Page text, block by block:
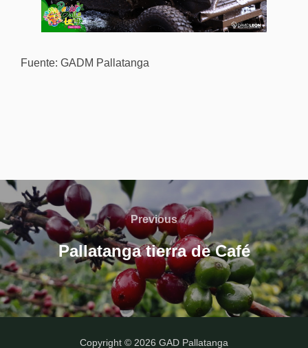
Fuente: GADM Pallatanga
Navegación
de
entradas
Previous
Previous
Pallatanga tierra de Café
Copyright © 2026 GAD Pallatanga